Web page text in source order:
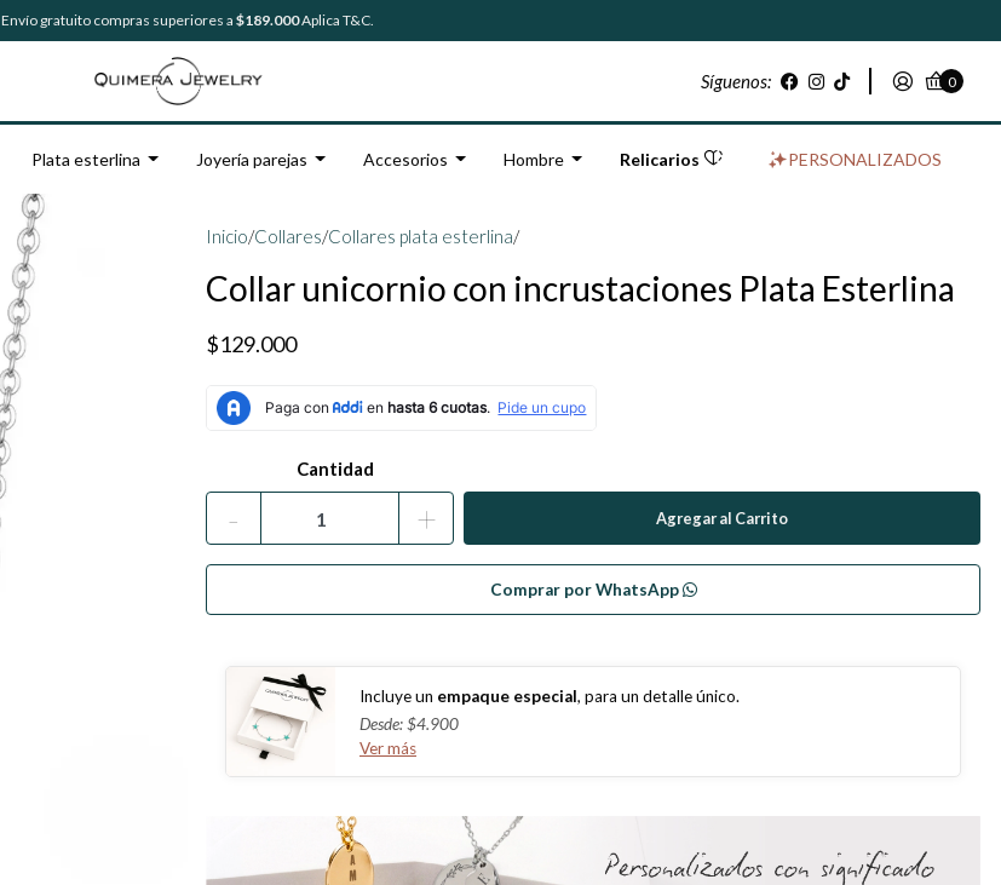
Envío gratuito compras superiores a $189.000Aplica T&C.
Síguenos: 0
Plata esterlina Joyería parejas Accesorios Hombre Relicarios PERSONALIZADOS
Inicio/Collares/Collares plata esterlina/
Collar unicornio con incrustaciones Plata Esterlina
$129.000
Cantidad
- +
Comprar por WhatsApp
Incluye un empaque especial, para un detalle único.
Desde: $4.900
Ver más